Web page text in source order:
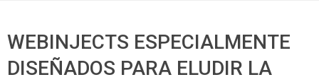
WEBINJECTS ESPECIALMENTE
DISEÑADOS PARA ELUDIR LA